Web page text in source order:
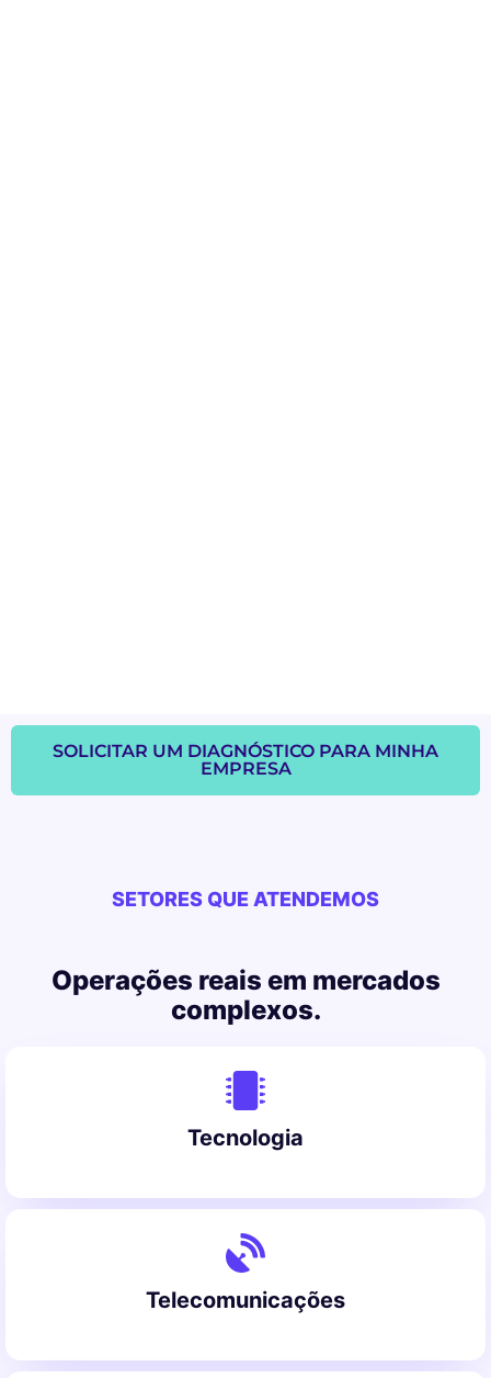
SOLICITAR UM DIAGNÓSTICO PARA MINHA
EMPRESA
SETORES QUE ATENDEMOS
Operações reais em mercados
complexos.
Tecnologia
Telecomunicações